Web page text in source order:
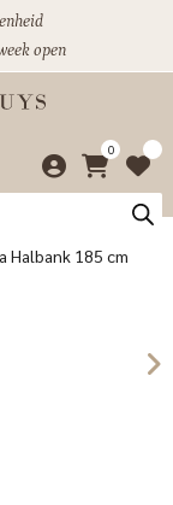
open
0
Halbank 185 cm